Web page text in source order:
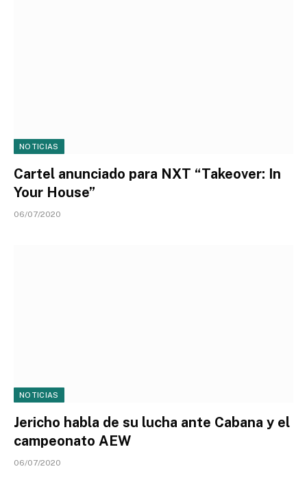
NOTICIAS
Cartel anunciado para NXT “Takeover: In
Your House”
06/07/2020
NOTICIAS
Jericho habla de su lucha ante Cabana y el
campeonato AEW
06/07/2020